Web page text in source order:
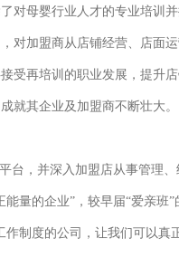
对母婴行业人才的专业培训
对加盟商从店铺经营、店面
受再培训的职业发展，提升
就其企业及加盟商不断壮大。
平台，并深入加盟店从事管理
量的企业”，较早届“爱亲班
制度的公司，让我们可以真